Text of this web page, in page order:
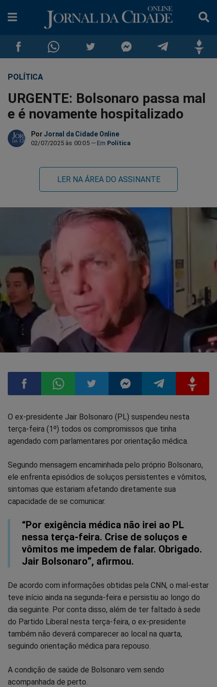
Compartilhar
no
Facebook
Compartilhar
no
Whatsapp
no
Twitter
no
Messenger
no
no
POLÍTICA
URGENTE: Bolsonaro passa mal
e é novamente hospitalizado
Por Jornal da Cidade Online
02/07/2025 às 00:05 Política
LER NA ÁREA DO ASSINANTE
Compartilhar
no
Facebook
Compartilhar
no
Whatsapp
Compartilhar
no
Twitter
Compartilhar
no
Messenger
Compartilhar
no
Telegram
no
Gettr
O ex-presidente Jair Bolsonaro (PL) suspendeu nesta
terça-feira (1º) todos os compromissos que tinha
agendado com parlamentares por orientação médica.
Segundo mensagem encaminhada pelo próprio Bolsonaro,
ele enfrenta episódios de soluços persistentes e vômitos,
sintomas que estariam afetando diretamente sua
capacidade de se comunicar.
“Por exigência médica não irei ao PL
nessa terça-feira. Crise de soluços e
vômitos me impedem de falar. Obrigado.
Jair Bolsonaro”, afirmou.
De acordo com informações obtidas pela CNN, o mal-estar
teve início ainda na segunda-feira e persistiu ao longo do
dia seguinte. Por conta disso, além de ter faltado à sede
do Partido Liberal nesta terça-feira, o ex-presidente
também não deverá comparecer ao local na quarta,
seguindo orientação médica para repouso.
A condição de saúde de Bolsonaro vem sendo
acompanhada de perto.